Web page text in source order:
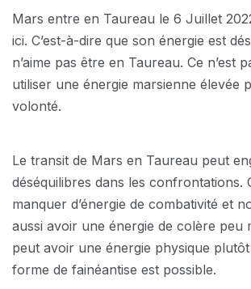
Mars entre en Taureau le 6 Juillet
ici. C’est-à-dire que son énergie est
n’aime pas être en Taureau. Ce n’est
utiliser une énergie marsienne élevée
volonté.
Le transit de Mars en Taureau peut
déséquilibres dans les confrontations.
manquer d’énergie de combativité et
aussi avoir une énergie de colère peu
peut avoir une énergie physique
forme de fainéantise est possible.